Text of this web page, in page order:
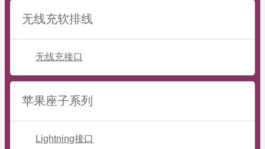
无线充软排线
无线充接口
苹果座子系列
Lightning接口